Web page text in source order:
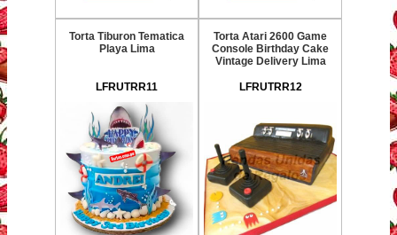
Torta Tiburon Tematica
Playa Lima
LFRUTRR11
Torta Atari 2600 Game
Console Birthday Cake
Vintage Delivery Lima
LFRUTRR12